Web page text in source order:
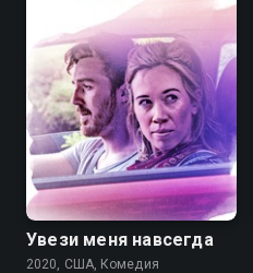
Увези меня навсегда
2020, США, Комедия